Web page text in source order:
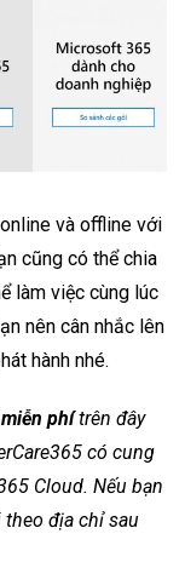
và offline với
cũng có thể chia
làm việc cùng lúc
nên cân nhắc lên
hành nhé.
phítrên đây
có cung
Cloud. Nếu bạn
địa chỉ sau